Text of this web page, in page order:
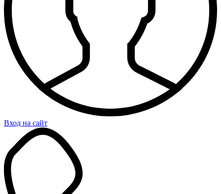
Вход на сайт